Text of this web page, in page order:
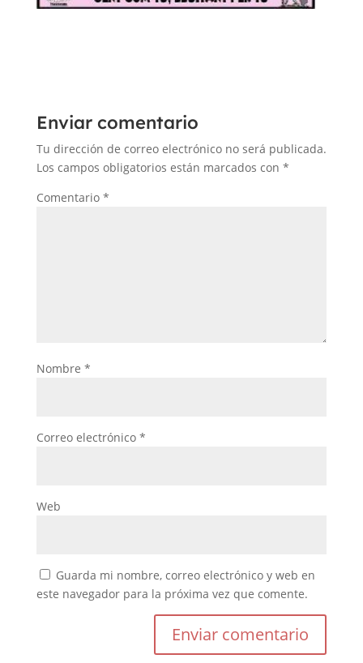
Enviar comentario
Tu dirección de correo electrónico no será publicada.
Los campos obligatorios están marcados con *
Comentario *
Nombre *
Correo electrónico *
Web
Guarda mi nombre, correo electrónico y web en
este navegador para la próxima vez que comente.